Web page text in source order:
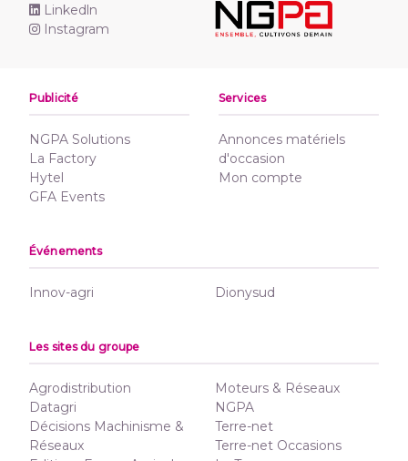
Linkedln
Instagram
Publicité
NGPA Solutions
La Factory
Hytel
GFA Events
Services
Annonces matériels
d'occasion
Mon compte
Événements
Innov-agri Dionysud
Les sites du groupe
Agrodistribution
Datagri
Décisions Machinisme &
Réseaux
Moteurs & Réseaux
NGPA
Terre-net
Terre-net Occasions